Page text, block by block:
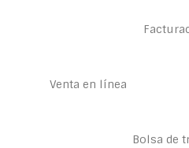
Venta en línea
Bolsa de